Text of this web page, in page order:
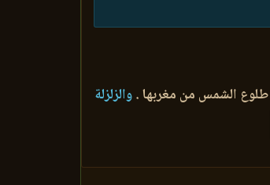
طلوع الشمس من مغربها .والزلزلة